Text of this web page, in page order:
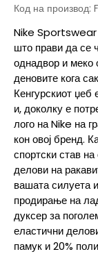
Код на производ:
Nike Sportswear
што прави да се
однадвор и меко
деновите кога
Кенгурскиот
и, доколку е
лого на Nike на
кон овој бренд.
спортски став
делови на
вашата силуета
продирање на
дуксер за
еластични
памук и 20%